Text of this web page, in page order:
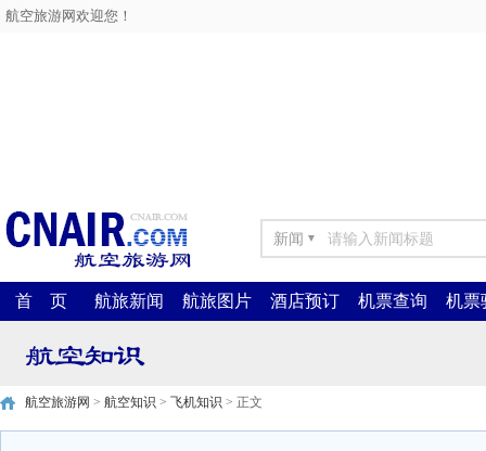
航空旅游网欢迎您！
新闻 ▼
首 页 航旅新闻 航旅图片 酒店预订 机票查询 机票
航空旅游网 > 航空知识 > 飞机知识 > 正文